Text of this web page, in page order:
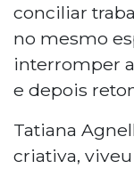
conciliar
no mesmo
interromper
e depois
Tatiana
criativa,